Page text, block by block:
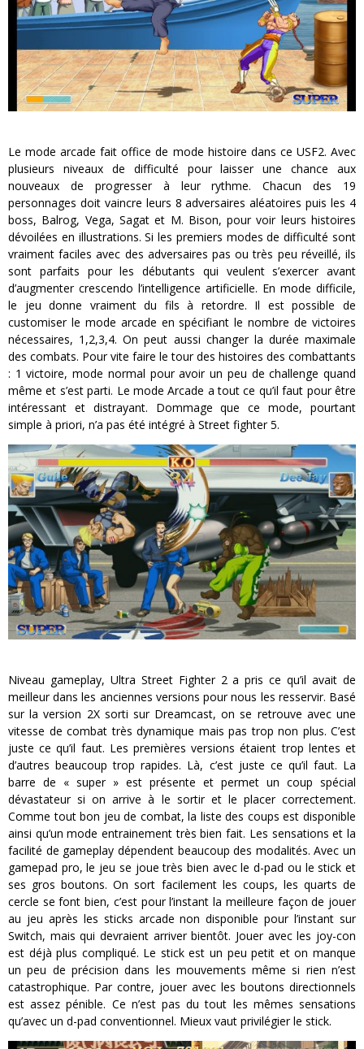
Le mode arcade fait office de mode histoire dans ce USF2. Avec
plusieurs niveaux de difficulté pour laisser une chance aux
nouveaux de progresser à leur rythme. Chacun des 19
personnages doit vaincre leurs 8 adversaires aléatoires puis les 4
boss, Balrog, Vega, Sagat et M. Bison, pour voir leurs histoires
dévoilées en illustrations. Si les premiers modes de difficulté sont
vraiment faciles avec des adversaires pas ou très peu réveillé, ils
sont parfaits pour les débutants qui veulent s’exercer avant
d’augmenter crescendo l’intelligence artificielle. En mode difficile,
le jeu donne vraiment du fils à retordre. Il est possible de
customiser le mode arcade en spécifiant le nombre de victoires
nécessaires, 1,2,3,4. On peut aussi changer la durée maximale
des combats. Pour vite faire le tour des histoires des combattants
: 1 victoire, mode normal pour avoir un peu de challenge quand
même et s’est parti. Le mode Arcade a tout ce qu’il faut pour être
intéressant et distrayant. Dommage que ce mode, pourtant
simple à priori, n’a pas été intégré à Street fighter 5.
Niveau gameplay, Ultra Street Fighter 2 a pris ce qu’il avait de
meilleur dans les anciennes versions pour nous les resservir. Basé
sur la version 2X sorti sur Dreamcast, on se retrouve avec une
vitesse de combat très dynamique mais pas trop non plus. C’est
juste ce qu’il faut. Les premières versions étaient trop lentes et
d’autres beaucoup trop rapides. Là, c’est juste ce qu’il faut. La
barre de « super » est présente et permet un coup spécial
dévastateur si on arrive à le sortir et le placer correctement.
Comme tout bon jeu de combat, la liste des coups est disponible
ainsi qu’un mode entrainement très bien fait. Les sensations et la
facilité de gameplay dépendent beaucoup des modalités. Avec un
gamepad pro, le jeu se joue très bien avec le d-pad ou le stick et
ses gros boutons. On sort facilement les coups, les quarts de
cercle se font bien, c’est pour l’instant la meilleure façon de jouer
au jeu après les sticks arcade non disponible pour l’instant sur
Switch, mais qui devraient arriver bientôt. Jouer avec les joy-con
est déjà plus compliqué. Le stick est un peu petit et on manque
un peu de précision dans les mouvements même si rien n’est
catastrophique. Par contre, jouer avec les boutons directionnels
est assez pénible. Ce n’est pas du tout les mêmes sensations
qu’avec un d-pad conventionnel. Mieux vaut privilégier le stick.